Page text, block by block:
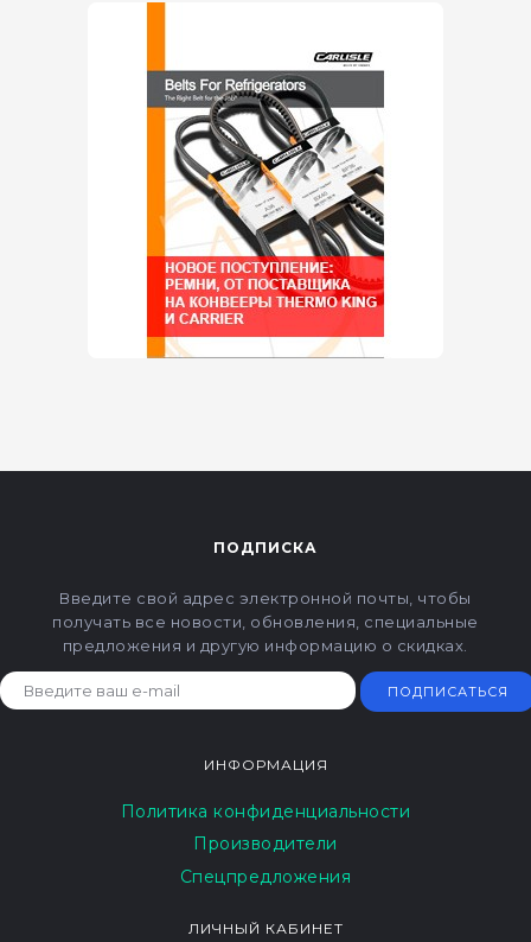
ПОДПИСКА
Введите свой адрес электронной почты, чтобы
получать все новости, обновления, специальные
предложения и другую информацию о скидках.
ПОДПИСАТЬСЯ
ИНФОРМАЦИЯ
Политика конфиденциальности
Производители
Спецпредложения
ЛИЧНЫЙ КАБИНЕТ